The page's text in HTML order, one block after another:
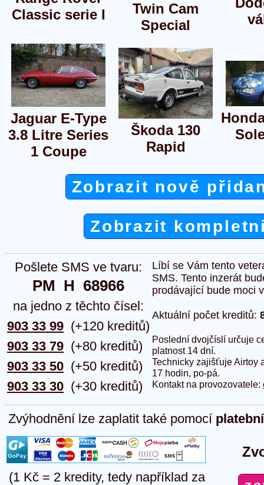
Classic serie I
Twin Cam
Special
Jaguar E-Type
3.8 Litre Series
1 Coupe
Škoda 130
Rapid
Zobrazit nově
Zobrazit
Pošlete SMS ve tvaru:
PM  H  68966
na jedno z těchto čísel:
903 33 99
903 33 79
903 33 50
903 33 30
(+120 kreditů)
(+80 kreditů)
(+50 kreditů)
(+30 kreditů)
Líbí se Vám tento
SMS. Tento inzerát
prodávající bude moci
Aktuální počet kreditů:
Poslední dvojčíslí určuje
platnost 14 dní.
Technicky zajišťuje Airtoy
17 hodin, po-pá.
Kontakt na provozovatele:
Zvýhodnění lze zaplatit také pomocí
(1 Kč = 2 kredity, tedy například za